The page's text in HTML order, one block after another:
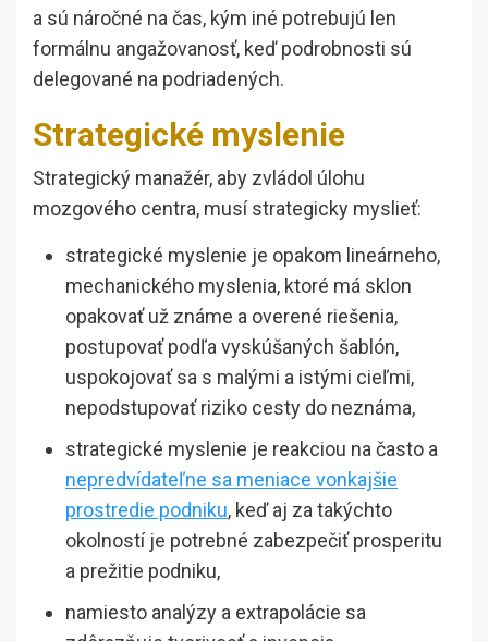
a sú náročné na čas, kým iné potrebujú len
formálnu angažovanosť, keď podrobnosti sú
delegované na podriadených.
Strategické myslenie
Strategický manažér, aby zvládol úlohu
mozgového centra, musí strategicky myslieť:
strategické myslenie je opakom lineárneho,
mechanického myslenia, ktoré má sklon
opakovať už známe a overené riešenia,
postupovať podľa vyskúšaných šablón,
uspokojovať sa s malými a istými cieľmi,
nepodstupovať riziko cesty do neznáma,
strategické myslenie je reakciou na často a
nepredvídateľne sa meniace vonkajšie
prostredie podniku, keď aj za takýchto
okolností je potrebné zabezpečiť prosperitu
a prežitie podniku,
namiesto analýzy a extrapolácie sa